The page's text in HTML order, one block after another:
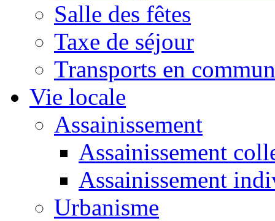
Salle des fêtes
Taxe de séjour
Transports en commun
Vie locale
Assainissement
Assainissement
Assainissement
Urbanisme